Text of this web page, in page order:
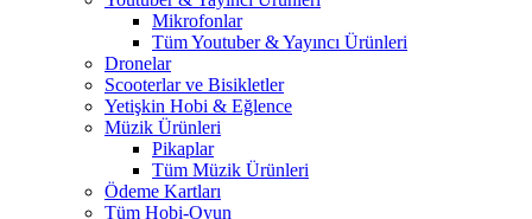
Mikrofonlar
Tüm Youtuber & Yayıncı Ürünleri
Dronelar
Scooterlar ve Bisikletler
Yetişkin Hobi & Eğlence
Müzik Ürünleri
Pikaplar
Tüm Müzik Ürünleri
Ödeme Kartları
Tüm Hobi-Oyun